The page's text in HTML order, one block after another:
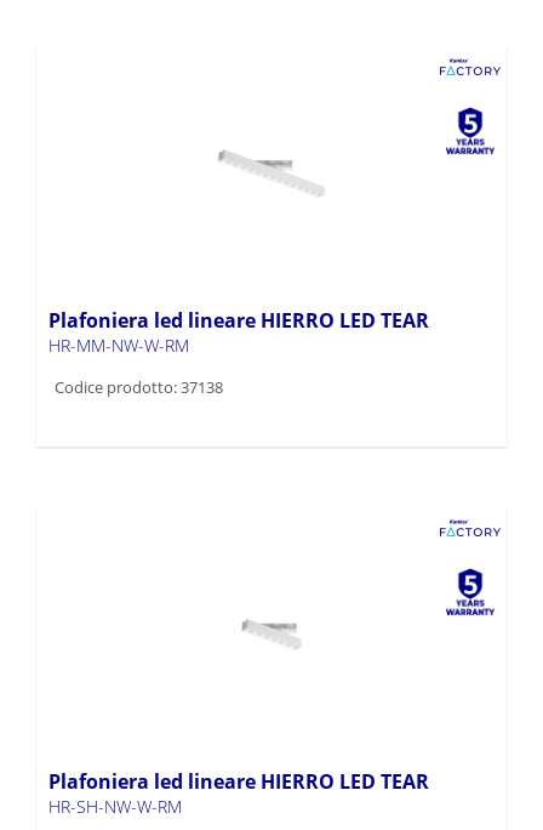
Plafoniera led lineare HIERRO LED TEAR
HR-MM-NW-W-RM
Codice prodotto: 37138
Plafoniera led lineare HIERRO LED TEAR
HR-SH-NW-W-RM